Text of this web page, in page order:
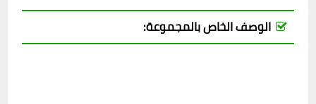
الوصف الخاص بالمجموعة: